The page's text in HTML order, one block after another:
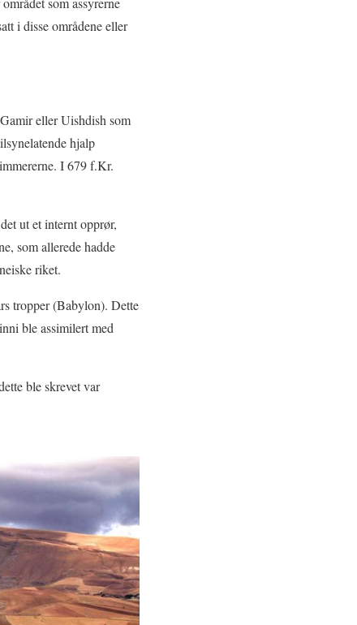
i disse områdene eller
eller Uishdish som
hjalp
I 679 f.Kr.
ut et internt opprør,
som allerede hadde
riket.
tropper (Babylon). Dette
ble assimilert med
ble skrevet var